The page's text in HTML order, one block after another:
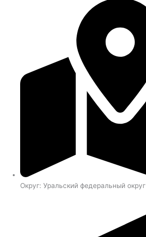
Округ: Уральский федеральный округ